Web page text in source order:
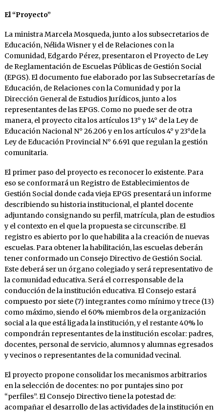
El “Proyecto”
La ministra Marcela Mosqueda, junto a los subsecretarios de
Educación, Nélida Wisner y el de Relaciones con la
Comunidad, Edgardo Pérez, presentaron el Proyecto de Ley
de Reglamentación de Escuelas Públicas de Gestión Social
(EPGS). El documento fue elaborado por las Subsecretarías de
Educación, de Relaciones con la Comunidad y por la
Dirección General de Estudios Jurídicos, junto a los
representantes de las EPGS. Como no puede ser de otra
manera, el proyecto cita los artículos 13° y 14° de la Ley de
Educación Nacional N° 26.206 y en los artículos 4° y 23°de la
Ley de Educación Provincial N° 6.691 que regulan la gestión
comunitaria.
El primer paso del proyecto es reconocer lo existente. Para
eso se conformará un Registro de Establecimientos de
Gestión Social donde cada vieja EPGS presentará un informe
describiendo su historia institucional, el plantel docente
adjuntando consignando su perfil, matrícula, plan de estudios
y el contexto en el que la propuesta se circunscribe. El
registro es abierto por lo que habilita a la creación de nuevas
escuelas. Para obtener la habilitación, las escuelas deberán
tener conformado un Consejo Directivo de Gestión Social.
Este deberá ser un órgano colegiado y será representativo de
la comunidad educativa. Será el corresponsable de la
conducción de la institución educativa. El Consejo estará
compuesto por siete (7) integrantes como mínimo y trece (13)
como máximo, siendo el 60% miembros de la organización
social a la que está ligada la institución, y el restante 40% lo
compondrán representantes de la institución escolar: padres,
docentes, personal de servicio, alumnos y alumnas egresados
y vecinos o representantes de la comunidad vecinal.
El proyecto propone consolidar los mecanismos arbitrarios
en la selección de docentes: no por puntajes sino por
“perfiles”. El Consejo Directivo tiene la potestad de:
acompañar el desarrollo de las actividades de la institución en